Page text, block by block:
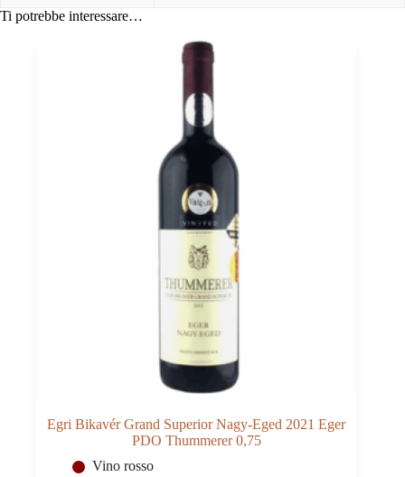
Ti potrebbe interessare…
Egri Bikavér Grand Superior Nagy-Eged 2021 Eger
PDO Thummerer 0,75
Vino rosso